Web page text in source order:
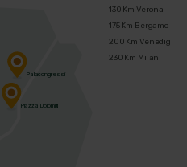
130 Km Verona
175 Km Bergamo
200 Km Venedig
230 Km Milan
Piazza Dolomiti
Palacongressi